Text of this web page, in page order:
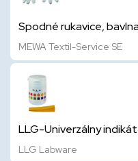
Spodné rukavice, bavlna
MEWA Textil-Service SE
LLG-Univerzálny
LLG Labware